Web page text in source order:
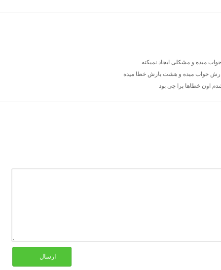
اون خطاها برا چی بود
ارسال